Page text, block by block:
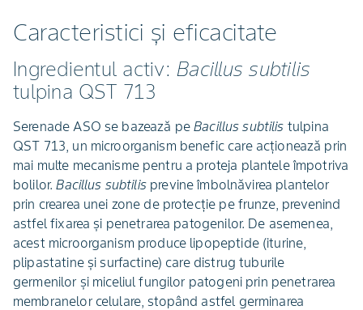
Caracteristici și eficacitate
Ingredientul activ: Bacillus subtilis
tulpina QST 713
Serenade ASO se bazează peBacillus subtilis tulpina
QST 713, un microorganism benefic care acționează prin
mai multe mecanisme pentru a proteja plantele împotriva
bolilor.Bacillus subtilisprevine îmbolnăvirea plantelor
prin crearea unei zone de protecție pe frunze, prevenind
astfel fixarea și penetrarea patogenilor. De asemenea,
acest microorganism produce lipopeptide (iturine,
plipastatine și surfactine) care distrug tuburile
germenilor și miceliul fungilor patogeni prin penetrarea
membranelor celulare, stopând astfel germinarea